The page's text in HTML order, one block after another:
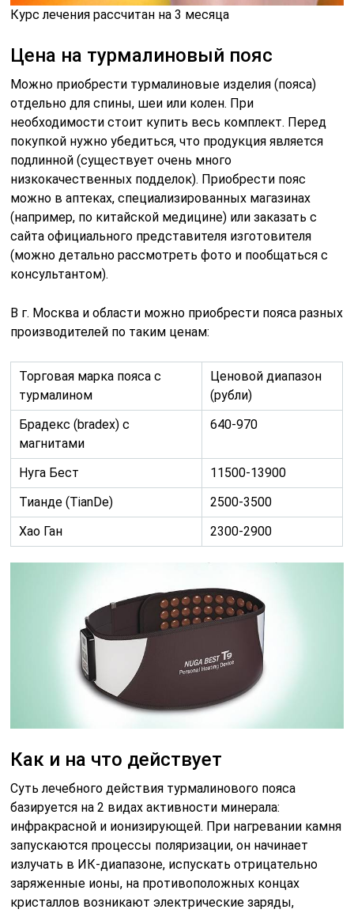
Курс лечения рассчитан на 3 месяца
Цена на турмалиновый пояс
Можно приобрести турмалиновые изделия (пояса)
отдельно для спины, шеи или колен. При
необходимости стоит купить весь комплект. Перед
покупкой нужно убедиться, что продукция является
подлинной (существует очень много
низкокачественных подделок). Приобрести пояс
можно в аптеках, специализированных магазинах
(например, по китайской медицине) или заказать с
сайта официального представителя изготовителя
(можно детально рассмотреть фото и пообщаться с
консультантом).
В г. Москва и области можно приобрести пояса разных
производителей по таким ценам:
Торговая марка пояса с
турмалином
Ценовой диапазон
(рубли)
Брадекс (bradex) с
магнитами
640-970
Нуга Бест
11500-13900
Тианде (TianDe)
2500-3500
Хао Ган
2300-2900
Как и на что действует
Суть лечебного действия турмалинового пояса
базируется на 2 видах активности минерала:
инфракрасной и ионизирующей. При нагревании камня
запускаются процессы поляризации, он начинает
излучать в ИК-диапазоне, испускать отрицательно
заряженные ионы, на противоположных концах
кристаллов возникают электрические заряды,